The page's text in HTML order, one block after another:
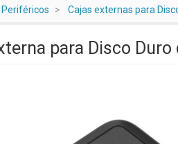
Periféricos Cajas externas para
para Disco